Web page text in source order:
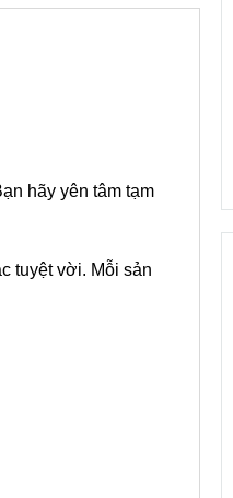
hãy yên tâm tạm
tuyệt vời. Mỗi sản